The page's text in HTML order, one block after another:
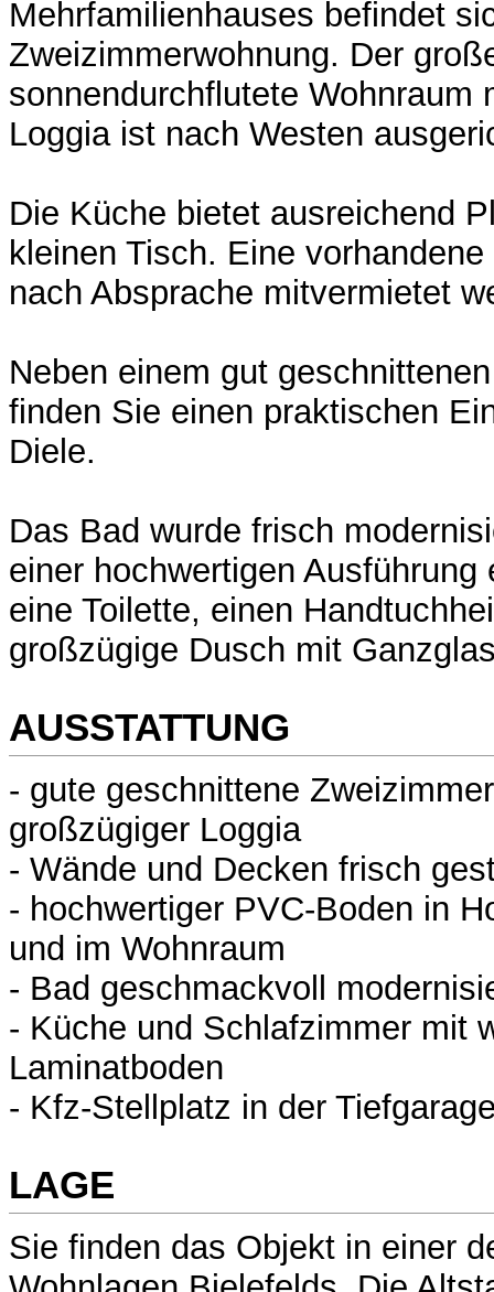
Mehrfamilienhauses befindet
Zweizimmerwohnung. Der
sonnendurchflutete Wohnraum
Loggia ist nach Westen
Die Küche bietet ausreichend
kleinen Tisch. Eine
nach Absprache mitvermietet
Neben einem gut
finden Sie einen praktischen
Diele.
Das Bad wurde frisch
einer hochwertigen Ausführung
eine Toilette, einen
großzügige Dusch mit
AUSSTATTUNG
- gute geschnittene
großzügiger Loggia
- Wände und Decken frisch
- hochwertiger PVC-Boden in
und im Wohnraum
- Bad geschmackvoll
- Küche und Schlafzimmer mit
Laminatboden
- Kfz-Stellplatz in der
LAGE
Sie finden das Objekt in einer